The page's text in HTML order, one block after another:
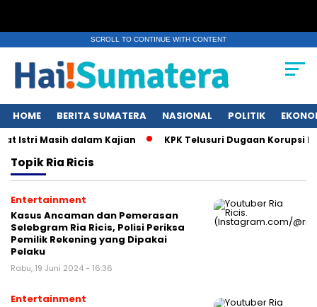
SCROLL TO CONTINUE WITH CONTENT
HOME BERITA SUMATERA NASIONAL POLITIK
Istri Masih dalam Kajian KPK Telusuri Dugaan Korupsi
TopikRia Ricis
Entertainment
Kasus Ancaman dan Pemerasan
Selebgram Ria Ricis, Polisi Periksa
Pemilik Rekening yang Dipakai
Pelaku
Rabu, 19 Juni 2024 - 16:36
Entertainment